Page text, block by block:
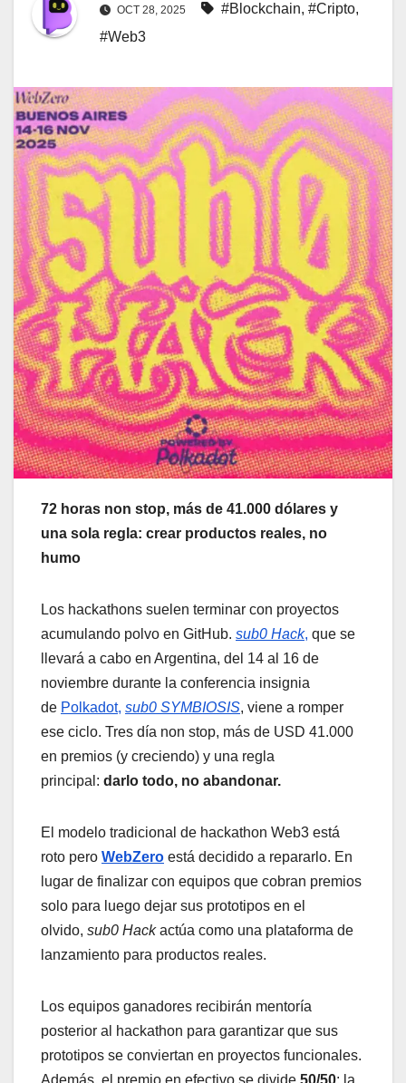
OCT 28, 2025 #Blockchain, #Cripto,
#Web3
72 horas non stop, más de 41.000 dólares y
una sola regla: crear productos reales, no
humo
Los hackathons suelen terminar con proyectos
acumulando polvo en GitHub. sub0 Hack, que se
llevará a cabo en Argentina, del 14 al 16 de
noviembre durante la conferencia insignia
de Polkadot, sub0 SYMBIOSIS, viene a romper
ese ciclo. Tres día non stop, más de USD 41.000
en premios (y creciendo) y una regla
principal: darlo todo, no abandonar.
El modelo tradicional de hackathon Web3 está
roto pero WebZero está decidido a repararlo. En
lugar de finalizar con equipos que cobran premios
solo para luego dejar sus prototipos en el
olvido, sub0 Hackactúa como una plataforma de
lanzamiento para productos reales.
Los equipos ganadores recibirán mentoría
posterior al hackathon para garantizar que sus
prototipos se conviertan en proyectos funcionales.
Además, el premio en efectivo se divide 50/50: la